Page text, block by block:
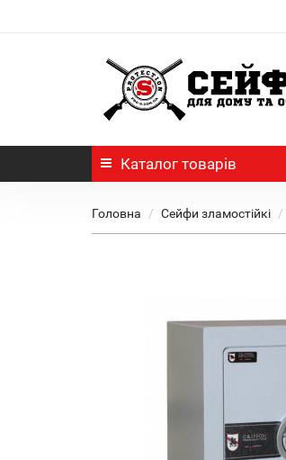
Каталог товарів
Головна Сейфи зламостійкі